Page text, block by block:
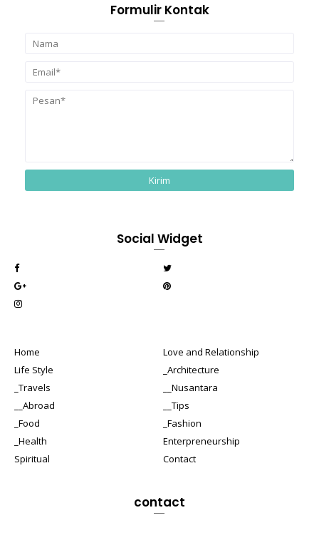
Formulir Kontak
Social Widget
Home
Love and Relationship
Life Style
_Architecture
_Travels
__Nusantara
__Abroad
__Tips
_Food
_Fashion
_Health
Enterpreneurship
Spiritual
Contact
contact